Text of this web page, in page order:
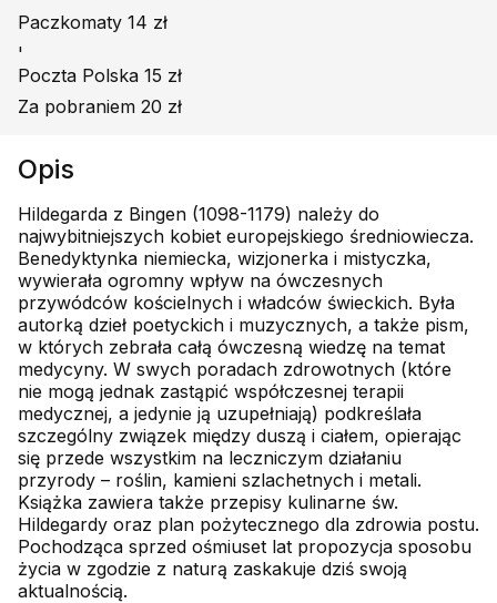
Paczkomaty 14 zł
'
Poczta Polska 15 zł
Za pobraniem 20 zł
Opis
Hildegarda z Bingen (1098-1179) należy do
najwybitniejszych kobiet europejskiego średniowiecza.
Benedyktynka niemiecka, wizjonerka i mistyczka,
wywierała ogromny wpływ na ówczesnych
przywódców kościelnych i władców świeckich. Była
autorką dzieł poetyckich i muzycznych, a także pism,
w których zebrała całą ówczesną wiedzę na temat
medycyny. W swych poradach zdrowotnych (które
nie mogą jednak zastąpić współczesnej terapii
medycznej, a jedynie ją uzupełniają) podkreślała
szczególny związek między duszą i ciałem, opierając
się przede wszystkim na leczniczym działaniu
przyrody – roślin, kamieni szlachetnych i metali.
Książka zawiera także przepisy kulinarne św.
Hildegardy oraz plan pożytecznego dla zdrowia postu.
Pochodząca sprzed ośmiuset lat propozycja sposobu
życia w zgodzie z naturą zaskakuje dziś swoją
aktualnością.